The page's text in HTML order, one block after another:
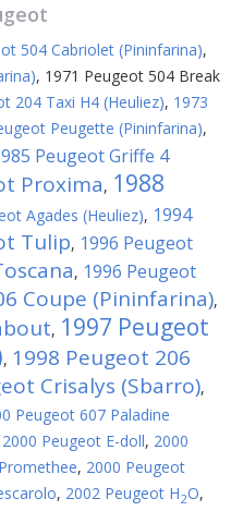
504 Cabriolet (Pininfarina),
, 1971 Peugeot 504 Break
204 Taxi H4 (Heuliez), 1973
Peugette (Pininfarina),
Peugeot Griffe 4
Proxima, 1988
Agades (Heuliez), 1994
Tulip, 1996 Peugeot
, 1996 Peugeot
Coupe (Pininfarina),
, 1997 Peugeot
, 1998 Peugeot 206
Crisalys (Sbarro),
Peugeot 607 Paladine
2000 Peugeot E-doll, 2000
, 2000 Peugeot
, 2002 Peugeot H2O,